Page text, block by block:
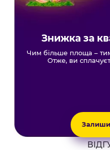
Знижка за
Чим більше площа –
Отже, ви